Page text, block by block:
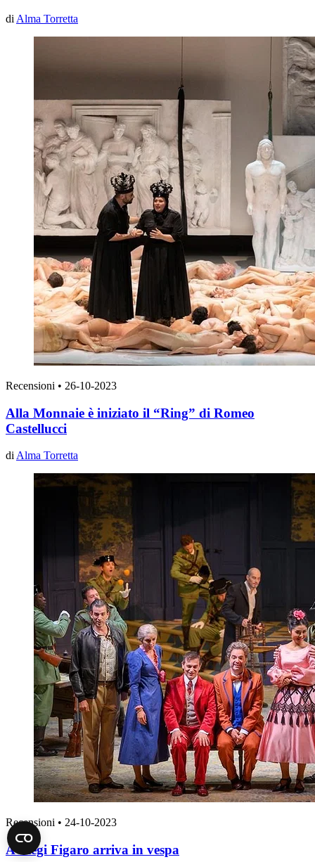
di Alma Torretta
Recensioni • 26-10-2023
Alla Monnaie è iniziato il “Ring” di Romeo
Castellucci
diAlma Torretta
Recensioni • 24-10-2023
A Liegi Figaro arriva in vespa